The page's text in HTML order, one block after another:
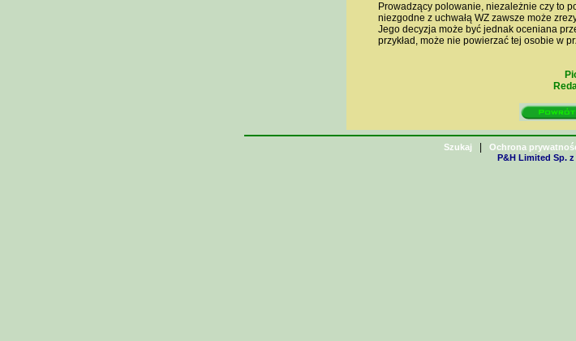
Prowadzący polowanie, niezależnie czy to
niezgodne z uchwałą WZ zawsze może
Jego decyzja może być jednak oceniana
przykład, może nie powierzać tej osobie w
Szukaj Ochrona
P&H Limited Sp.